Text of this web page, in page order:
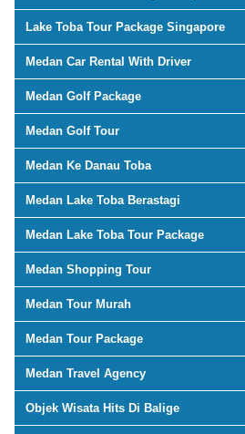
Lake Toba Tour Package Singapore
Medan Car Rental With Driver
Medan Golf Package
Medan Golf Tour
Medan Ke Danau Toba
Medan Lake Toba Berastagi
Medan Lake Toba Tour Package
Medan Shopping Tour
Medan Tour Murah
Medan Tour Package
Medan Travel Agency
Objek Wisata Hits Di Balige